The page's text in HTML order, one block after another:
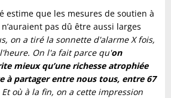
estime que les mesures de soutien à
pas dû être aussi larges
on a tiré la sonnette d'alarme X fois,
On l'a fait parce qu'on
mieux qu’une richesse atrophiée
à partager entre nous tous, entre 67
Et où à la fin, on a cette impression